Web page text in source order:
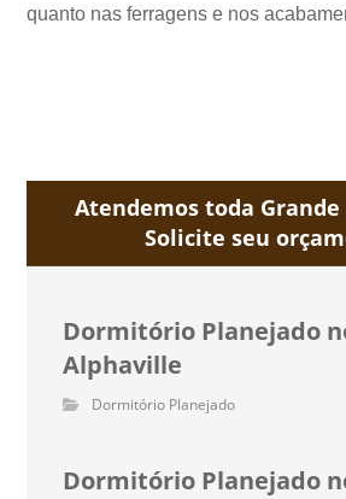
quanto nas ferragens e nos
Atendemos toda Grande
Solicite seu
Dormitório Planejado
Alphaville
Dormitório Planejado
Dormitório Planejado